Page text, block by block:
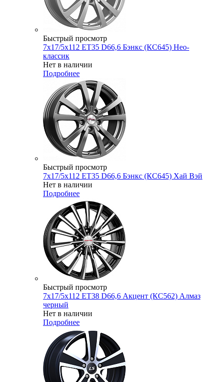
Быстрый просмотр
7x17/5x112 ET35 D66,6 Бэнкс (КС645) Нео-
классик
Нет в наличии
Подробнее
Быстрый просмотр
7x17/5x112 ET35 D66,6 Бэнкс (КС645) Хай Вэй
Нет в наличии
Подробнее
Быстрый просмотр
7x17/5x112 ET38 D66,6 Акцент (КС562) Алмаз
черный
Нет в наличии
Подробнее